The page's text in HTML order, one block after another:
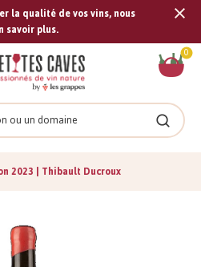
la qualité de vos vins, nous
savoir plus.
0
2023 | Thibault Ducroux